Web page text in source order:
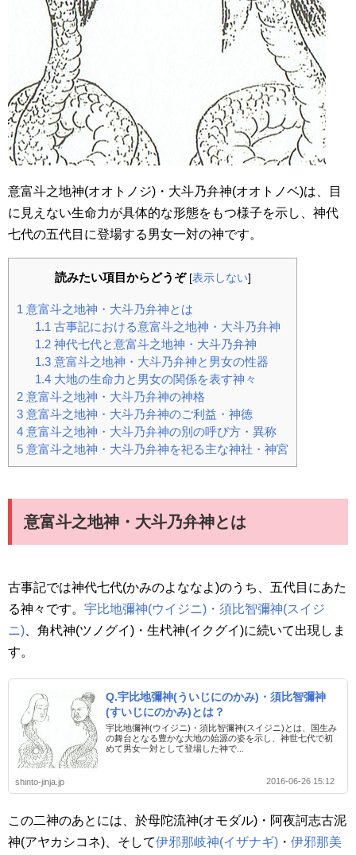
意富斗之地神(オオトノジ)・大斗乃弁神(オオトノベ)は、目
に見えない生命力が具体的な形態をもつ様子を示し、神代
七代の五代目に登場する男女一対の神です。
読みたい項目からどうぞ [表示しない]
1 意富斗之地神・大斗乃弁神とは
1.1 古事記における意富斗之地神・大斗乃弁神
1.2神代七代と意富斗之地神・大斗乃弁神
1.3意富斗之地神・大斗乃弁神と男女の性器
1.4大地の生命力と男女の関係を表す神々
2 意富斗之地神・大斗乃弁神の神格
3 意富斗之地神・大斗乃弁神のご利益・神徳
4 意富斗之地神・大斗乃弁神の別の呼び方・異称
5 意富斗之地神・大斗乃弁神を祀る主な神社・神宮
意富斗之地神・大斗乃弁神とは
古事記では神代七代(かみのよななよ)のうち、五代目にあた
る神々です。 宇比地彌神(ウイジニ)・須比智彌神(スイジ
ニ) 、角杙神(ツノグイ)・生杙神(イクグイ)に続いて出現しま
す。
Q.宇比地彌神(ういじにのかみ)・須比智彌神
(すいじにのかみ)とは？
宇比地彌神(ウイジニ)・須比智彌神(スイジニ)とは、国生み
の舞台となる豊かな大地の始源の姿を示し、神世七代で初
めて男女一対として登場した神で...
shinto-jinja.jp 2016-06-26 15:12
この二神のあとには、於母陀流神(オモダル)・阿夜訶志古泥
神(アヤカシコネ)、そして伊邪那岐神(イザナギ) ・ 伊邪那美